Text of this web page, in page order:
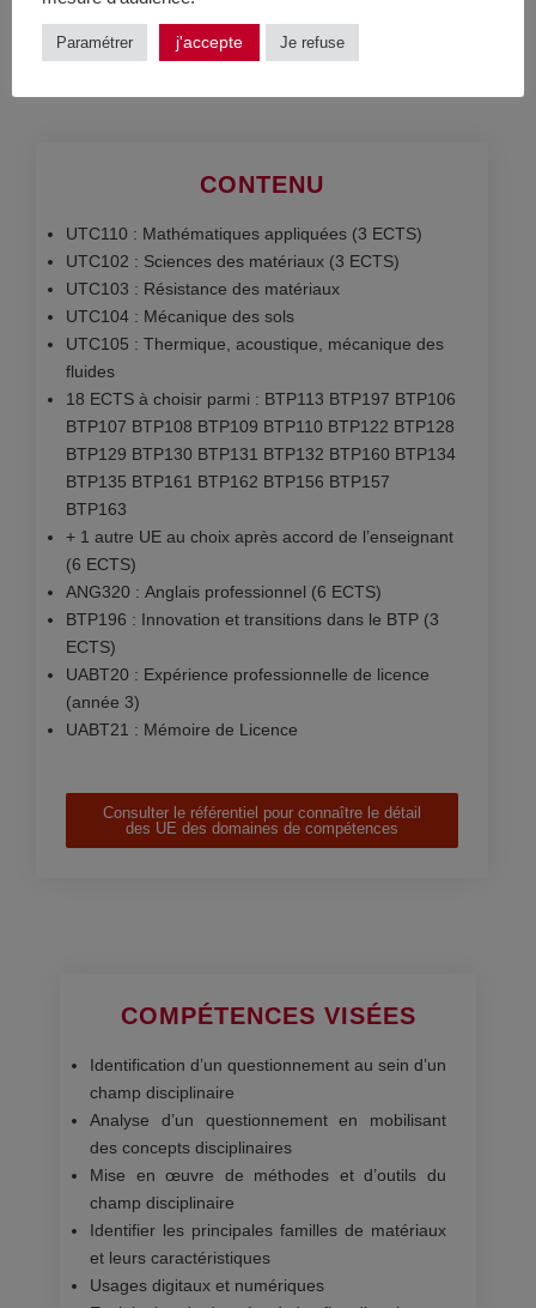
Téléchargement du guide handicap
CONTENU
UTC110 : Mathématiques appliquées (3 ECTS)
UTC102 : Sciences des matériaux (3 ECTS)
UTC103 : Résistance des matériaux
UTC104 : Mécanique des sols
UTC105 : Thermique, acoustique, mécanique des
fluides
18 ECTS à choisir parmi : BTP113 BTP197 BTP106
BTP107 BTP108 BTP109 BTP110 BTP122 BTP128
BTP129 BTP130 BTP131 BTP132 BTP160 BTP134
BTP135 BTP161 BTP162 BTP156 BTP157
BTP163
+ 1 autre UE au choix après accord de l’enseignant
(6 ECTS)
ANG320 : Anglais professionnel (6 ECTS)
BTP196 : Innovation et transitions dans le BTP (3
ECTS)
UABT20 : Expérience professionnelle de licence
(année 3)
UABT21 : Mémoire de Licence
Consulter le référentiel pour connaître le détail
des UE des domaines de compétences
COMPÉTENCES VISÉES
Identification d’un questionnement au sein d’un
champ disciplinaire
Analyse d’un questionnement en mobilisant
des concepts disciplinaires
Mise en œuvre de méthodes et d’outils du
champ disciplinaire
Identifier les principales familles de matériaux
et leurs caractéristiques
Usages digitaux et numériques
Paramétrer j'accepte Je refuse